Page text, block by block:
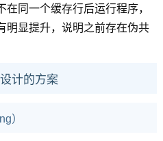
同一个缓存行后运行程序，
明显提升，说明之前存在伪共
计的方案
）